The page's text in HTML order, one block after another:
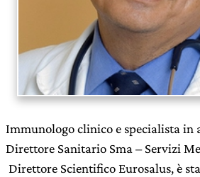
Immunologo clinico e specialista in
Direttore Sanitario Sma – Servizi
Direttore Scientifico Eurosalus, è